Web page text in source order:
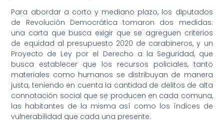
Para abordar a corto y mediano plazo, los diputados
de Revolución Democrática tomaron dos medidas:
una carta que busca exigir que se agreguen criterios
de equidad al presupuesto 2020 de carabineros, y un
Proyecto de Ley por el Derecho a la Seguridad, que
busca establecer que los recursos policiales, tanto
materiales como humanos se distribuyan de manera
justa, teniendo en cuenta la cantidad de delitos de alta
connotación social que se producen en cada comuna,
las habitantes de la misma así como los índices de
vulnerabilidad que cada una presente.